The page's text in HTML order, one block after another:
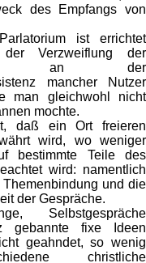
des Empfangs von
ist errichtet
Verzweiflung der
an der
mancher Nutzer
man gleichwohl nicht
mochte.
daß ein Ort freieren
wird, wo weniger
bestimmte Teile des
wird: namentlich
Themenbindung und die
der Gespräche.
Selbstgespräche
gebannte fixe Ideen
geahndet, so wenig
christliche